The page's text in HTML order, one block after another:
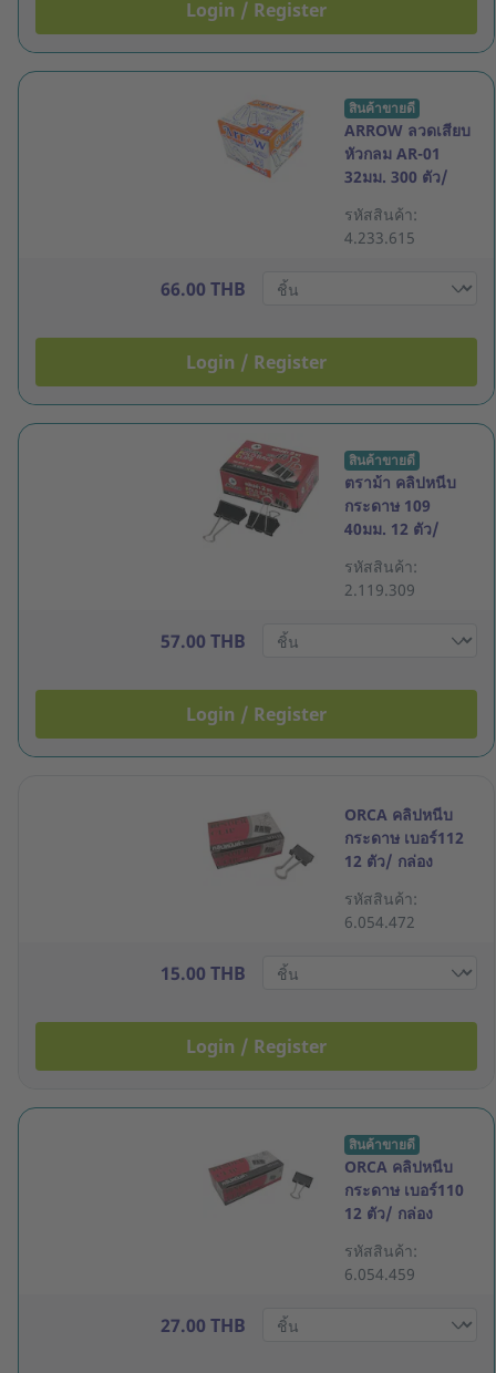
Login / Register
สินค้าขายดี
ARROW ลวดเสียบ
หัวกลม AR-01
32มม. 300 ตัว/
รหัสสินค้า:
4.233.615
66.00 THB
Login / Register
สินค้าขายดี
ตราม้า คลิปหนีบ
กระดาษ 109
40มม. 12 ตัว/
รหัสสินค้า:
2.119.309
57.00 THB
Login / Register
ORCA คลิปหนีบ
กระดาษ เบอร์112
12 ตัว/ กล่อง
รหัสสินค้า:
6.054.472
15.00 THB
Login / Register
สินค้าขายดี
ORCA คลิปหนีบ
กระดาษ เบอร์110
12 ตัว/ กล่อง
รหัสสินค้า:
6.054.459
27.00 THB